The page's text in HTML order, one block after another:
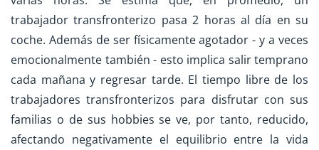
trabajador transfronterizo pasa 2 horas al día en su
coche. Además de ser físicamente agotador - y a veces
emocionalmente también - esto implica salir temprano
cada mañana y regresar tarde. El tiempo libre de los
trabajadores transfronterizos para disfrutar con sus
familias o de sus hobbies se ve, por tanto, reducido,
afectando negativamente el equilibrio entre la vida